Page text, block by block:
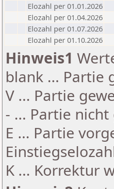
Elozahl per 01.01.2026
Elozahl per 01.04.2026
Elozahl per 01.07.2026
Elozahl per 01.10.2026
Hinweis1
blank ... Partie
V ... Partie
- ... Partie
E ... Partie
K ... Korrektur